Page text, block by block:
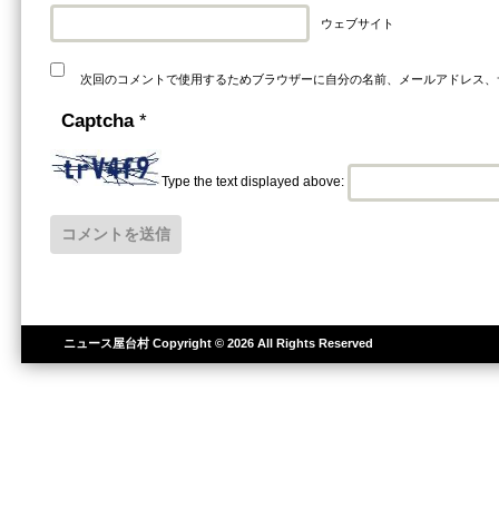
ウェブサイト
次回のコメントで使用するためブラウザーに自分の名前、メールアドレス
Captcha *
Type the text displayed above:
ニュース屋台村Copyright © 2026 All Rights Reserved